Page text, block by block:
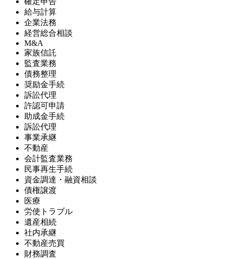
給与計算
企業法務
経営総合相談
M&A
家族信託
監査業務
債務整理
奨励金手続
訴訟代理
許認可申請
助成金手続
訴訟代理
事業承継
不動産
会計監査業務
民事再生手続
資金調達・融資相談
債権譲渡
医療
労使トラブル
遺産相続
社内承継
不動産売買
財務調査